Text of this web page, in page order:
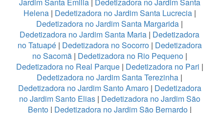
Helena| Dedetizadora no Jardim Santa Lucrecia|
Dedetizadora no Jardim Santa Margarida |
Dedetizadora no Jardim Santa Maria | Dedetizadora
no Tatuapé| Dedetizadora no Socorro| Dedetizadora
no Sacomã| Dedetizadora no Rio Pequeno|
Dedetizadora no Real Parque| Dedetizadora no Pari |
Dedetizadora no Jardim Santa Terezinha |
Dedetizadora no Jardim Santo Amaro| Dedetizadora
no Jardim Santo Elias| Dedetizadora no Jardim São
Bento| Dedetizadora no Jardim São Bernardo|